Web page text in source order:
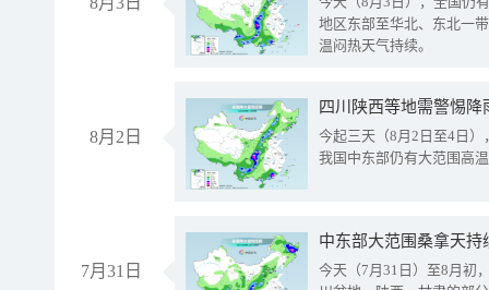
地区东部至华北、东北一
温闷热天气持续。
8月2日
今起三天（8月2日至4日
我国中东部仍有大范围高
7月31日
中东部大范围桑拿天
今天（7月31日）至8月初